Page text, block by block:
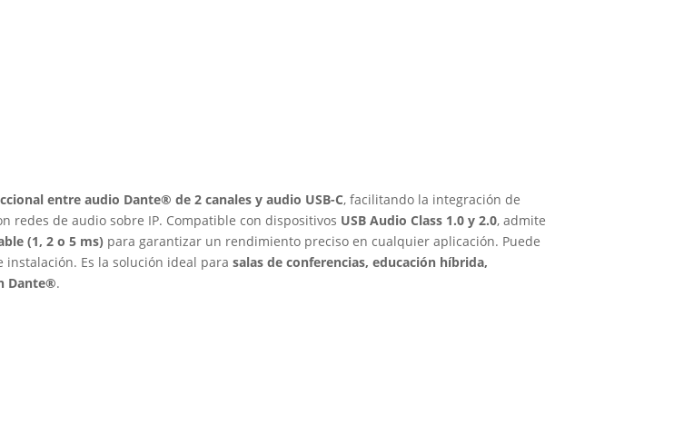
entre audio Dante® de 2 canales y audio USB-C, facilitando la integración de
redes de audio sobre IP. Compatible con dispositivos USB Audio Class 1.0 y 2.0, admite
(1, 2 o 5 ms) para garantizar un rendimiento preciso en cualquier aplicación. Puede
instalación. Es la solución ideal parasalas de conferencias, educación híbrida,
Dante®.